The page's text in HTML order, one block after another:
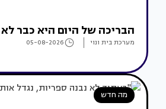
הבריכה של היום היא כבר
מערכת בית ונוי 05-08-2026
מה חדש